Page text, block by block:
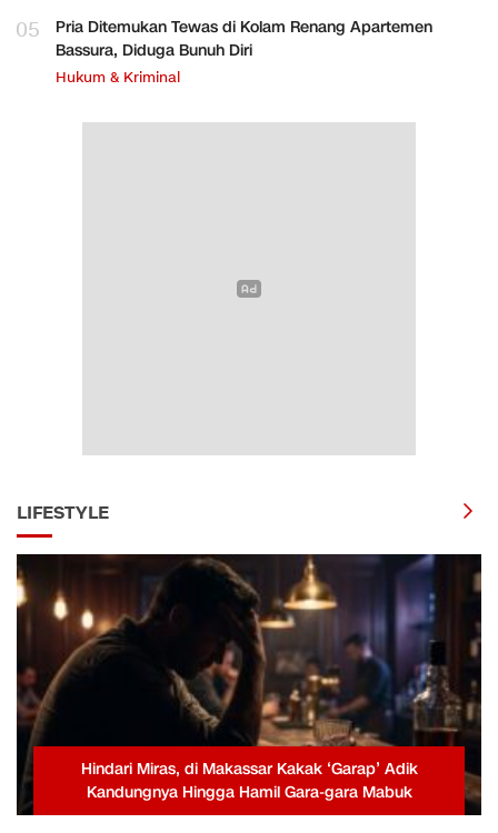
05
Pria Ditemukan Tewas di Kolam Renang Apartemen
Bassura, Diduga Bunuh Diri
Hukum & Kriminal
LIFESTYLE
Hindari Miras, di Makassar Kakak ‘Garap’ Adik
Kandungnya Hingga Hamil Gara-gara Mabuk